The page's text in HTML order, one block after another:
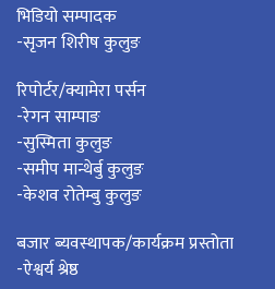
भिडियो सम्पादक
-सृजन शिरीष कुलुङ
रिपोर्टर/क्यामेरा पर्सन
-रेगन साम्पाङ
-सुस्मिता कुलुङ
-समीप मान्थेर्बु कुलुङ
-केशव रोतेम्बु कुलुङ
बजार ब्यवस्थापक/कार्यक्रम प्रस्तोता
-ऐश्वर्य श्रेष्ठ